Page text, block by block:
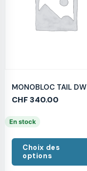
MONOBLOC TAIL DW
CHF340.00
En stock
Choix des
options